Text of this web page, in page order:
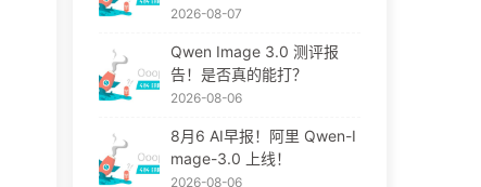
2026-08-07
Qwen Image 3.0 测评报
告！是否真的能打？
2026-08-06
8月6 AI早报！阿里 Qwen-I
mage-3.0 上线！
2026-08-06